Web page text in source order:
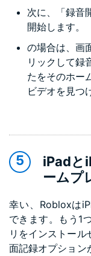
次に、「録音
開始します。
の場合は、画
リックして録
たをそのホー
ビデオを見つ
iPadと
ームプ
幸い、Robloxは
できます。もう1
リをインストー
面記録オプション